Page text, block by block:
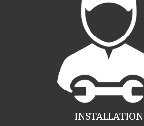
INSTALLATION